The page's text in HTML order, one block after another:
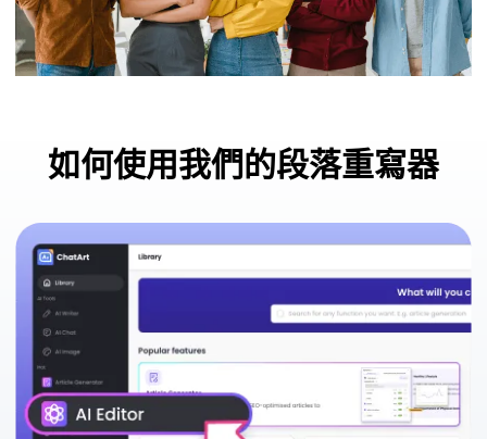
如何使用我們的段落重寫器